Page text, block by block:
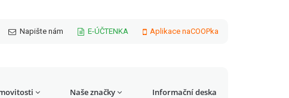
Napište nám E-ÚČTENKA Aplikace naCOOPka
Naše značky Informační deska